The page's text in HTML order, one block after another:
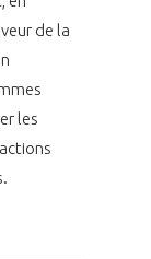
ENTRE
ET SPATIALE
de la
les